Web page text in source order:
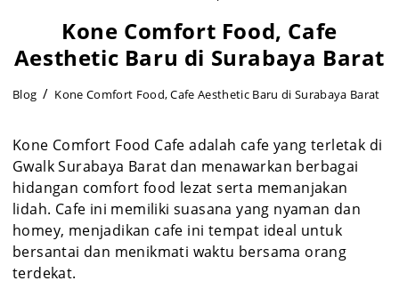
Kone Comfort Food, Cafe
Aesthetic Baru di Surabaya Barat
Blog Kone Comfort Food, Cafe Aesthetic Baru di Surabaya Barat
Kone Comfort Food Cafe adalah cafe yang terletak di
Gwalk Surabaya Barat dan menawarkan berbagai
hidangan comfort food lezat serta memanjakan
lidah. Cafe ini memiliki suasana yang nyaman dan
homey, menjadikan cafe ini tempat ideal untuk
bersantai dan menikmati waktu bersama orang
terdekat.